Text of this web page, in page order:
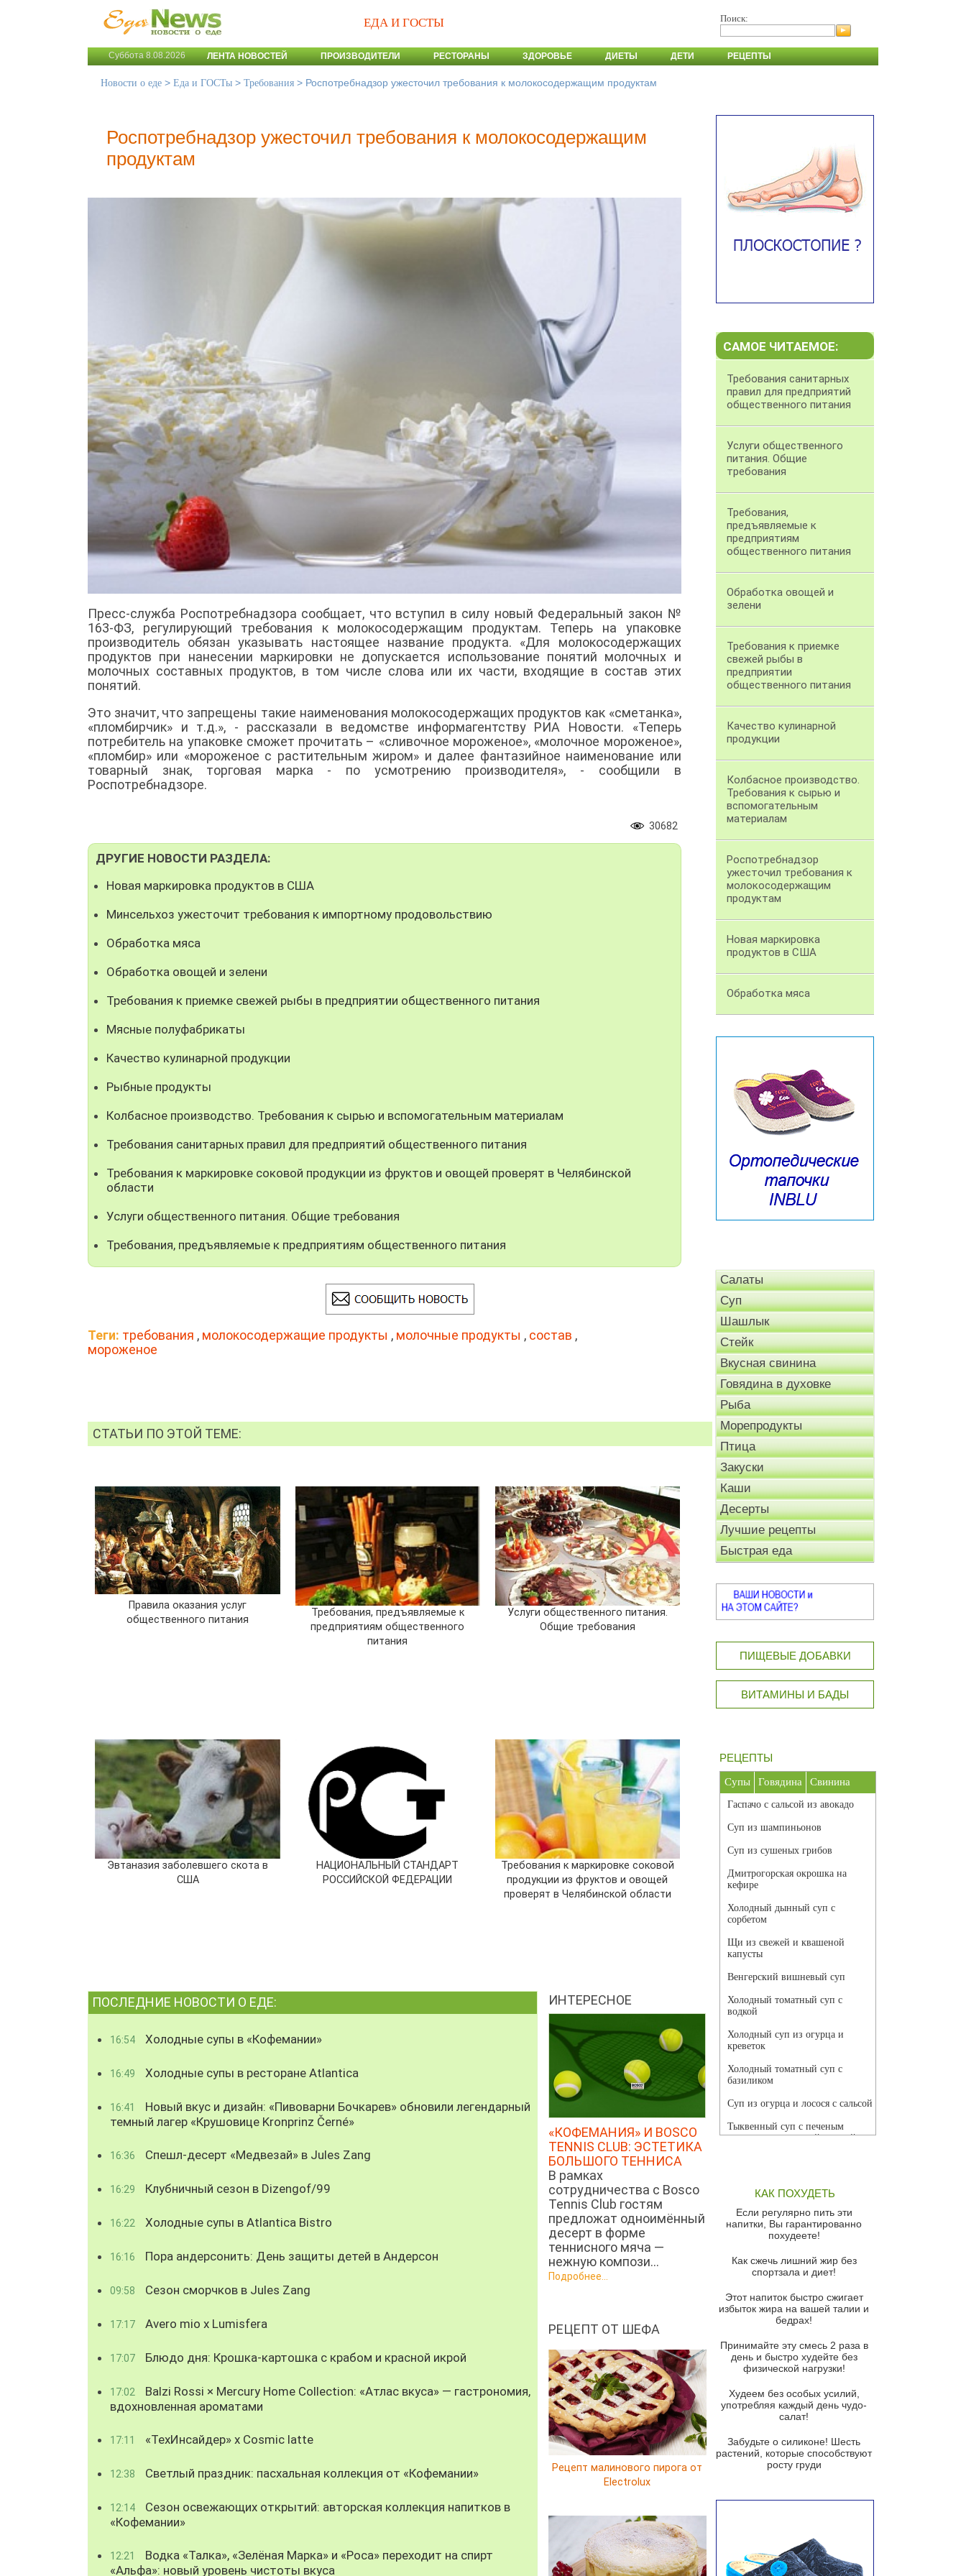
ЕДА И ГОСТЫ Поиск:
Суббота 8.08.2026 ЛЕНТА НОВОСТЕЙ ПРОИЗВОДИТЕЛИ РЕСТОРАНЫ ЗДОРОВЬЕ ДИЕТЫ ДЕТИ РЕЦЕПТЫ
Новости о еде > Еда и ГОСТы > Требования > Роспотребнадзор ужесточил требования к молокосодержащим продуктам
Роспотребнадзор ужесточил требования к молокосодержащим
продуктам
Пресс-служба Роспотребнадзора сообщает, что вступил в силу новый Федеральный закон №
163-ФЗ, регулирующий требования к молокосодержащим продуктам. Теперь на упаковке
производитель обязан указывать настоящее название продукта. «Для молокосодержащих
продуктов при нанесении маркировки не допускается использование понятий молочных и
молочных составных продуктов, в том числе слова или их части, входящие в состав этих
понятий.
Это значит, что запрещены такие наименования молокосодержащих продуктов как «сметанка»,
«пломбирчик» и т.д.», - рассказали в ведомстве информагентству РИА Новости. «Теперь
потребитель на упаковке сможет прочитать – «сливочное мороженое», «молочное мороженое»,
«пломбир» или «мороженое с растительным жиром» и далее фантазийное наименование или
товарный знак, торговая марка - по усмотрению производителя», - сообщили в
Роспотребнадзоре.
30682
ДРУГИЕ НОВОСТИ РАЗДЕЛА:
Новая маркировка продуктов в США
Минсельхоз ужесточит требования к импортному продовольствию
Обработка мяса
Обработка овощей и зелени
Требования к приемке свежей рыбы в предприятии общественного питания
Мясные полуфабрикаты
Качество кулинарной продукции
Рыбные продукты
Колбасное производство. Требования к сырью и вспомогательным материалам
Требования санитарных правил для предприятий общественного питания
Требования к маркировке соковой продукции из фруктов и овощей проверят в Челябинской
области
Услуги общественного питания. Общие требования
Требования, предъявляемые к предприятиям общественного питания
Теги: требования , молокосодержащие продукты , молочные продукты , состав ,
мороженое
СТАТЬИ ПО ЭТОЙ ТЕМЕ:
Правила оказания услуг
общественного питания
Требования, предъявляемые к
предприятиям общественного
питания
Услуги общественного питания.
Общие требования
Эвтаназия заболевшего скота в
США
НАЦИОНАЛЬНЫЙ СТАНДАРТ
РОССИЙСКОЙ ФЕДЕРАЦИИ
Требования к маркировке соковой
продукции из фруктов и овощей
проверят в Челябинской области
ПОСЛЕДНИЕ НОВОСТИ О ЕДЕ:
16:54 Холодные супы в «Кофемании»
16:49 Холодные супы в ресторане Atlantica
16:41
Новый вкус и дизайн: «Пивоварни Бочкарев» обновили легендарный
темный лагер «Крушовице Kronprinz Černé»
16:36 Спешл-десерт «Медвезай» в Jules Zang
16:29 Клубничный сезон в Dizengof/99
16:22 Холодные супы в Atlantica Bistro
16:16 Пора андерсонить: День защиты детей в Андерсон
09:58 Сезон сморчков в Jules Zang
17:17 Avero mio x Lumisfera
17:07 Блюдо дня: Крошка-картошка с крабом и красной икрой
17:02
Balzi Rossi × Mercury Home Collection: «Атлас вкуса» — гастрономия,
вдохновленная ароматами
17:11 «ТехИнсайдер» х Cosmic latte
12:38 Светлый праздник: пасхальная коллекция от «Кофемании»
12:14
Сезон освежающих открытий: авторская коллекция напитков в
«Кофемании»
12:21
Водка «Талка», «Зелёная Марка» и «Роса» переходит на спирт
«Альфа»: новый уровень чистоты вкуса
ИНТЕРЕСНОЕ
«КОФЕМАНИЯ» И BOSCO
TENNIS CLUB: ЭСТЕТИКА
БОЛЬШОГО ТЕННИСА
В рамках
сотрудничества с Bosco
Tennis Club гостям
предложат одноимённый
десерт в форме
теннисного мяча —
нежную компози...
Подробнее...
РЕЦЕПТ ОТ ШЕФА
Рецепт малинового пирога от
Electrolux
САМОЕ ЧИТАЕМОЕ:
Требования санитарных
правил для предприятий
общественного питания
Услуги общественного
питания. Общие
требования
Требования,
предъявляемые к
предприятиям
общественного питания
Обработка овощей и
зелени
Требования к приемке
свежей рыбы в
предприятии
общественного питания
Качество кулинарной
продукции
Колбасное производство.
Требования к сырью и
вспомогательным
материалам
Роспотребнадзор
ужесточил требования к
молокосодержащим
продуктам
Новая маркировка
продуктов в США
Обработка мяса
Салаты
Суп
Шашлык
Стейк
Вкусная свинина
Говядина в духовке
Рыба
Морепродукты
Птица
Закуски
Каши
Десерты
Лучшие рецепты
Быстрая еда
ПИЩЕВЫЕ ДОБАВКИ
ВИТАМИНЫ И БАДЫ
РЕЦЕПТЫ
Супы Говядина Свинина
Гаспачо с сальсой из авокадо
Суп из шампиньонов
Суп из сушеных грибов
Дмитрогорская окрошка на
кефире
Холодный дынный суп с
сорбетом
Щи из свежей и квашеной
капусты
Венгерский вишневый суп
Холодный томатный суп с
водкой
Холодный суп из огурца и
креветок
Холодный томатный суп с
базиликом
Суп из огурца и лосося с сальсой
Тыквенный суп с печеным
чесноком и томатной сальсой
красного перца
Парижский луковый суп
Суп из спаржи и горошка с
Суп-крем из цветной капусты
Французский луковый суп
Суп из баклажанов с моцареллой
Грибной крем-суп с кростини с
козьим сыром
Суп мисо с зеленым луком и
тофу
из рукколы
Португальский чесночный суп с
Ирландский картофельный суп
Суп из пастернака
КАК ПОХУДЕТЬ
Если регулярно пить эти
напитки, Вы гарантированно
похудеете!
Как сжечь лишний жир без
спортзала и диет!
Этот напиток быстро сжигает
избыток жира на вашей талии и
бедрах!
Принимайте эту смесь 2 раза в
день и быстро худейте без
физической нагрузки!
Худеем без особых усилий,
употребляя каждый день чудо-
салат!
Забудьте о силиконе! Шесть
растений, которые способствуют
росту груди